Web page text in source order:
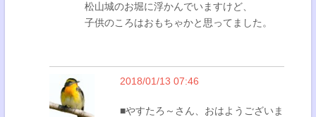
松山城のお堀に浮かんでいますけど、
子供のころはおもちゃかと思ってました。
2018/01/13 07:46
■やすたろ～さん、おはようございま